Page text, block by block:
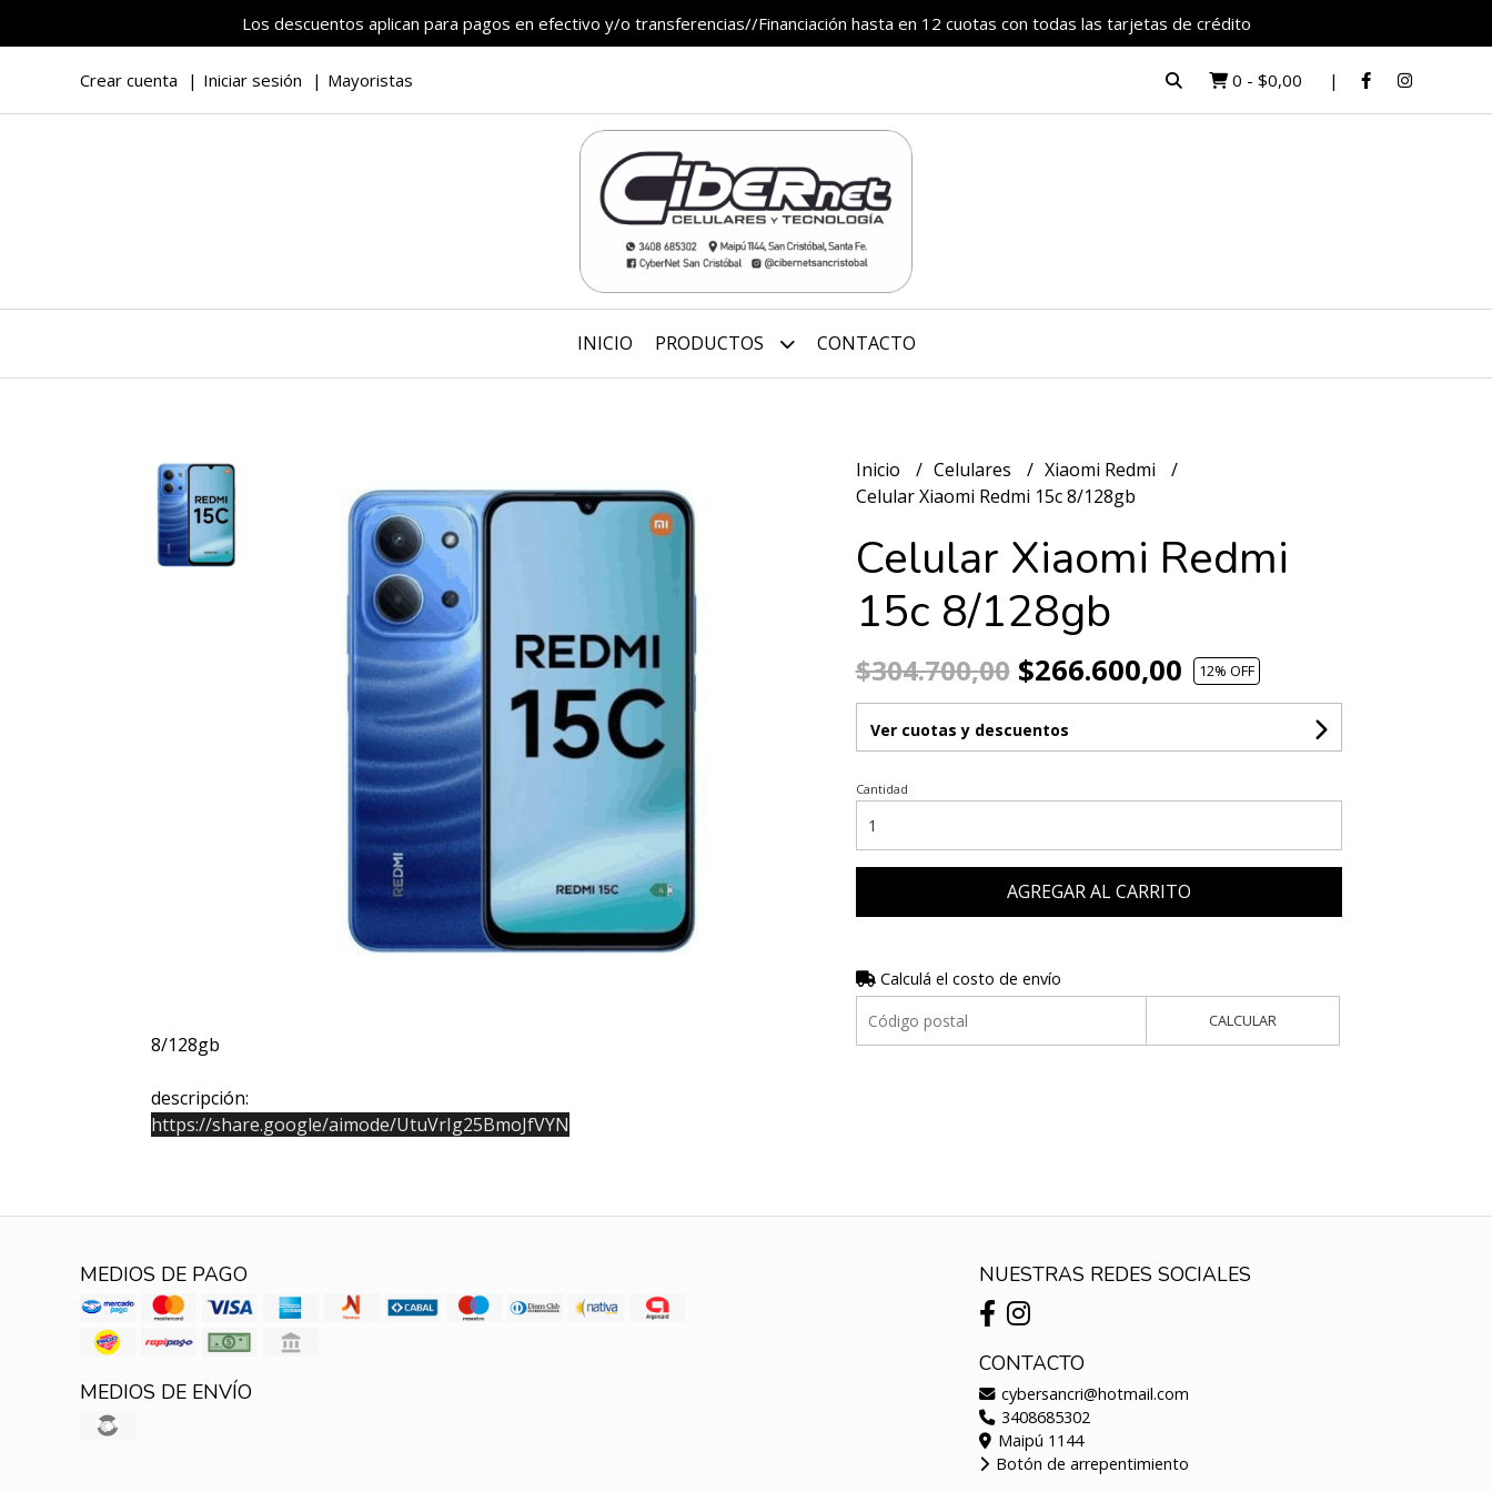
Los descuentos aplican para pagos en efectivo y/o transferencias//Financiación hasta en 12 cuotas con todas las tarjetas de crédito
Crear cuenta Iniciar sesión Mayoristas 0 - $0,00
INICIO PRODUCTOS CONTACTO
8/128gb
descripción:
https://share.google/aimode/UtuVrIg25BmoJfVYN
Inicio Celulares
Xiaomi Redmi
Celular Xiaomi Redmi 15c 8/128gb
Celular Xiaomi Redmi
15c 8/128gb
$304.700,00$266.600,00 12% OFF
Ver cuotas y descuentos
Cantidad
AGREGAR AL CARRITO
Calculá el costo de envío
CALCULAR
MEDIOS DE PAGO
MEDIOS DE ENVÍO
NUESTRAS REDES SOCIALES
CONTACTO
cybersancri@hotmail.com
3408685302
Maipú 1144
Botón de arrepentimiento